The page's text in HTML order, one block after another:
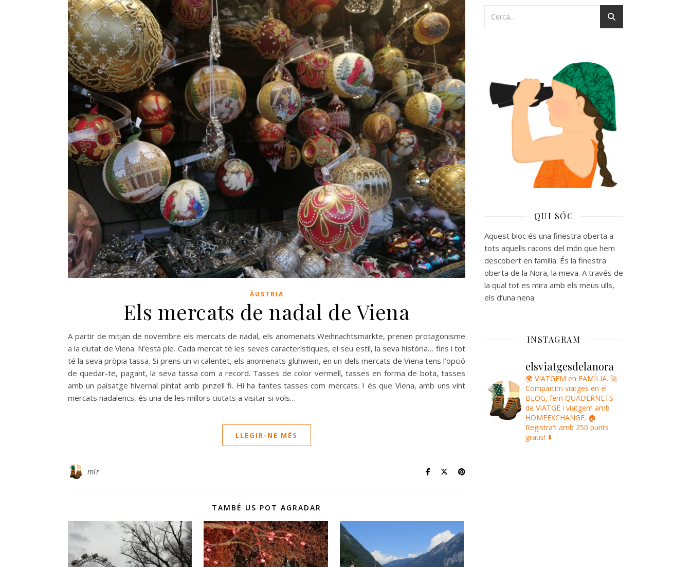
ÀUSTRIA
Els mercats de nadal de Viena
A partir de mitjan de novembre els mercats de nadal, els anomenats Weihnachtsmärkte, prenen protagonisme
a la ciutat de Viena. N’està ple. Cada mercat té les seves característiques, el seu estil, la seva història… fins i tot
té la seva pròpia tassa. Si prens un vi calentet, els anomenats glühwein, en un dels mercats de Viena tens l’opció
de quedar-te, pagant, la seva tassa com a record. Tasses de color vermell, tasses en forma de bota, tasses
amb un paisatge hivernal pintat amb pinzell fi. Hi ha tantes tasses com mercats. I és que Viena, amb uns vint
mercats nadalencs, és una de les millors ciutats a visitar si vols…
LLEGIR-NE MÉS
mir
TAMBÉ US POT AGRADAR
QUI SÓC
Aquest bloc és una finestra oberta a
tots aquells racons del món que hem
descobert en família. És la finestra
oberta de la Nora, la meva. A través de
la qual tot es mira amb els meus ulls,
els d’una nena.
INSTAGRAM
elsviatgesdelanora
🌍 VIATGEM en FAMÍLIA. 🚀
Compartim viatges en el
BLOG, fem QUADERNETS
de VIATGE i viatgem amb
HOMEEXCHANGE. 🏠
Registra't amb 250 punts
gratis! ⬇️